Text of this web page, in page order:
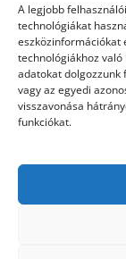
A legjobb
technológiákat
eszközinformációkat
technológiákhoz
adatokat dolgozzunk
vagy az egyedi
visszavonása
funkciókat.
Poiwiki
Öntözőrendszer
Jazz Steps
Unicorn Multipro